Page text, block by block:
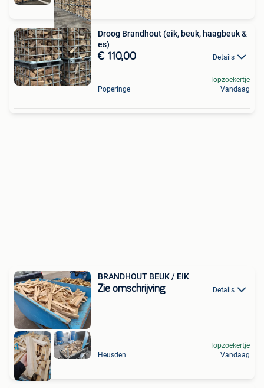
Droog Brandhout (eik, beuk, haagbeuk &
es)
€ 110,00 Details
Poperinge
Topzoekertje
Vandaag
BRANDHOUT BEUK / EIK
Zie omschrijving Details
Heusden
Topzoekertje
Vandaag